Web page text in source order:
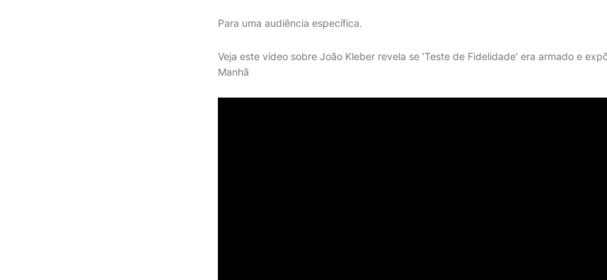
Para uma audiência específica.
Veja este vídeo sobre João Kleber revela se ‘Teste de Fidelidade’ era armado e
Manhã